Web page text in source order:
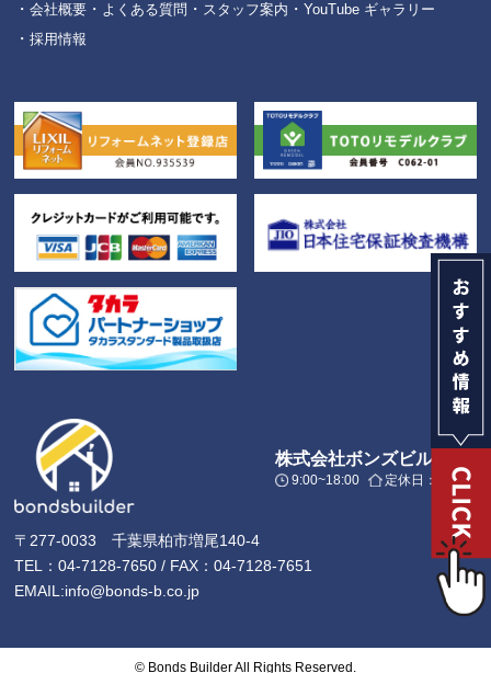
会社概要 よくある質問 スタッフ案内
YouTube ギャラリー
採用情報
株式会社ボンズビルダー
9:00~18:00 定休日：日・祝
〒277-0033 千葉県柏市増尾140-4
TEL：04-7128-7650 / FAX：04-7128-7651
EMAIL:info@bonds-b.co.jp
© Bonds Builder All Rights Reserved.